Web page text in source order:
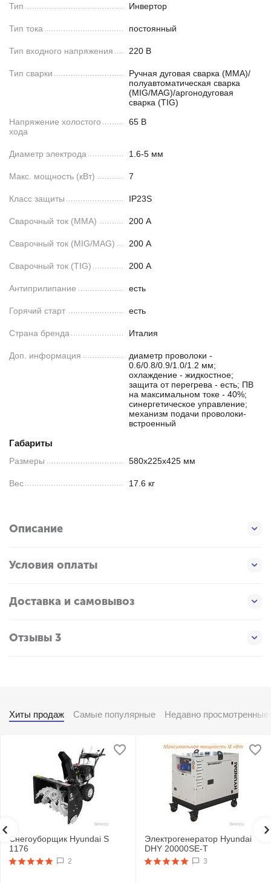
Тип Инвертор
Тип тока постоянный
Тип входного напряжения 220 В
Тип сварки
Ручная дуговая сварка (MMA)/
полуавтоматическая сварка
(MIG/MAG)/аргонодуговая
сварка (TIG)
Напряжение холостого
хода
65 В
Диаметр электрода 1.6-5 мм
Макс. мощность (кВт) 7
Класс защиты IP23S
Сварочный ток (MMA) 200 А
Сварочный ток (MIG/MAG) 200 А
Сварочный ток (TIG) 200 А
Антиприлипание есть
Горячий старт есть
Страна бренда Италия
Доп. информация
диаметр проволоки -
0.6/0.8/0.9/1.0/1.2 мм;
охлаждение - жидкостное;
защита от перегрева - есть; ПВ
на максимальном токе - 40%;
синергетическое управление;
механизм подачи проволоки-
встроенный
Габариты
Размеры 580х225х425 мм
Вес 17.6 кг
Описание
Условия оплаты
Доставка и самовывоз
Отзывы 3
Хиты продаж Самые популярные Недавно просмотренные
Снегоуборщик Hyundai S
1176
2
Электрогенератор Hyundai
DHY 20000SE-T
3